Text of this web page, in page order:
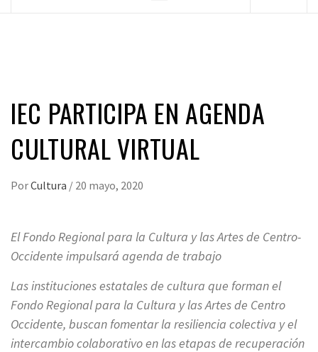
IEC PARTICIPA EN AGENDA
CULTURAL VIRTUAL
PorCultura / 20 mayo, 2020
El Fondo Regional para la Cultura y las Artes de Centro-
Occidente impulsará agenda de trabajo
Las instituciones estatales de cultura que forman el
Fondo Regional para la Cultura y las Artes de Centro
Occidente, buscan fomentar la resiliencia colectiva y el
intercambio colaborativo en las etapas de recuperación